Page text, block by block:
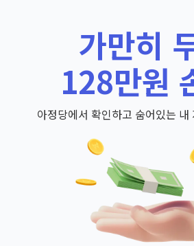
가만히
128만원
아정당에서 확인하고 숨어있는 내